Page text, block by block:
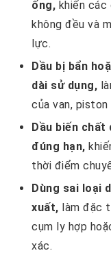
ống, khiến các
không đều và
lực.
Dầu bị bẩn
dài sử dụng,
của van,
Dầu biến chất
đúng hạn,
thời điểm
Dùng sai loại
xuất, làm đặc
cụm ly hợp
xác.